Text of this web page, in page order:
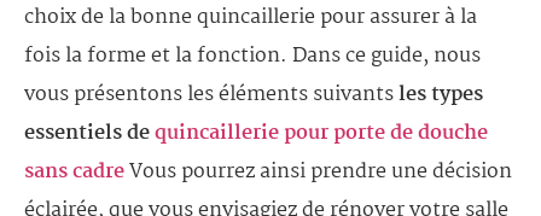
choix de la bonne quincaillerie pour assurer à la
fois la forme et la fonction. Dans ce guide, nous
vous présentons les éléments suivantsles types
essentiels dequincaillerie pour porte de douche
sans cadreVous pourrez ainsi prendre une décision